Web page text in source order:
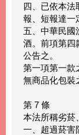
四、已依本法
報、短報達
五、中華民國
酒。前項第四
公告之。
第一項第一款
無商品化包裝
第 7 條
本法所稱劣菸
一、超過菸害